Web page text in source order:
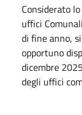
Considerato
uffici
di fine anno,
opportuno
dicembre
degli uffici